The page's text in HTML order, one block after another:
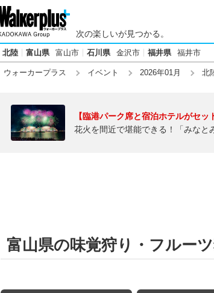
次の楽しいが見つかる。
北陸 富山県 富山市 石川県 金沢市 福井県 福井市
ウォーカープラス イベント 2026年01月 北
【臨港パーク席と宿泊ホテルがセッ
花火を間近で堪能できる！「みなと
富山県の味覚狩り・フルーツ